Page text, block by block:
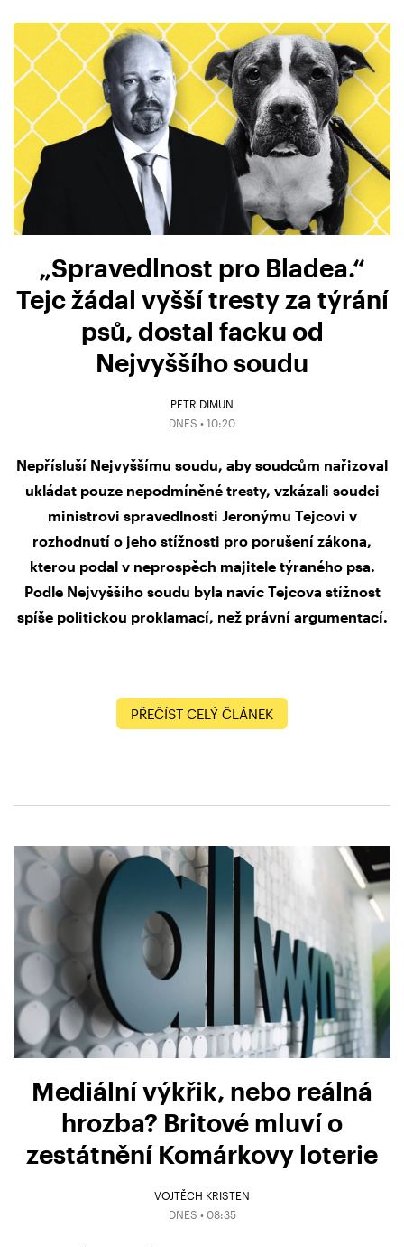
„Spravedlnost pro Bladea.“
Tejc žádal vyšší tresty za týrání
psů, dostal facku od
Nejvyššího soudu
PETR DIMUN
DNES • 10:20
Nepřísluší Nejvyššímu soudu, aby soudcům nařizoval
ukládat pouze nepodmíněné tresty, vzkázali soudci
ministrovi spravedlnosti Jeronýmu Tejcovi v
rozhodnutí o jeho stížnosti pro porušení zákona,
kterou podal v neprospěch majitele týraného psa.
Podle Nejvyššího soudu byla navíc Tejcova stížnost
spíše politickou proklamací, než právní argumentací.
PŘEČÍST CELÝ ČLÁNEK
Mediální výkřik, nebo reálná
hrozba? Britové mluví o
zestátnění Komárkovy loterie
VOJTĚCH KRISTEN
DNES • 08:35